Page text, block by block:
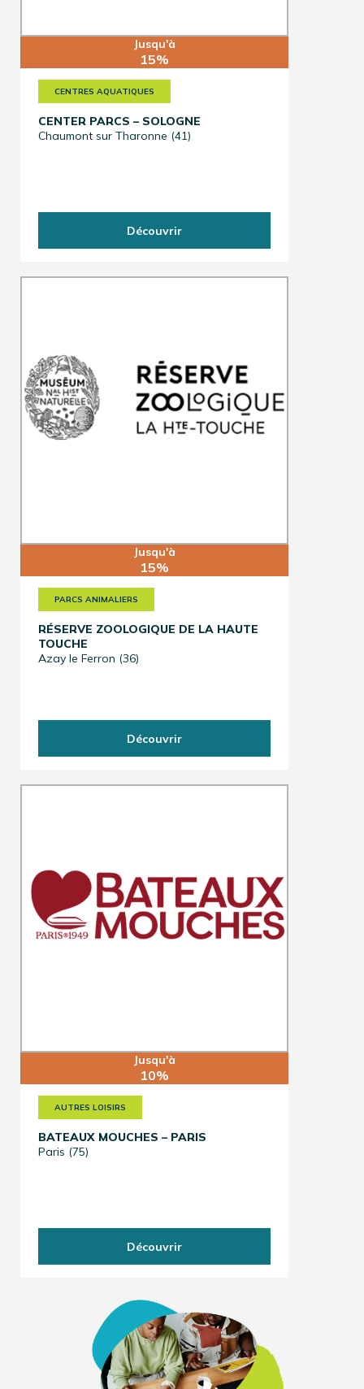
Jusqu'à
15%
CENTRES AQUATIQUES
CENTER PARCS – SOLOGNE
Chaumont sur Tharonne (41)
Découvrir
Jusqu'à
15%
PARCS ANIMALIERS
RÉSERVE ZOOLOGIQUE DE LA HAUTE
TOUCHE
Azay le Ferron (36)
Découvrir
Jusqu'à
10%
AUTRES LOISIRS
BATEAUX MOUCHES – PARIS
Paris (75)
Découvrir